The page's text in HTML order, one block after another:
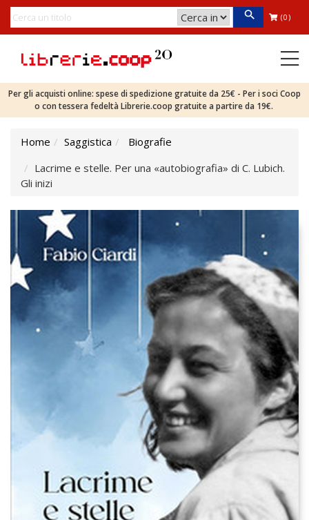
(0)
Per gli acquisti online: spese di spedizione gratuite da 25€ - Per i soci Coop
o con tessera fedeltà Librerie.coop gratuite a partire da 19€.
Home Saggistica
Biografie
Lacrime e stelle. Per una «autobiografia» di C. Lubich.
Gli inizi